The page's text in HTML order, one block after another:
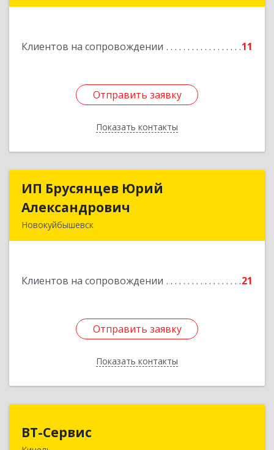
Клиентов на сопровождении 11
Отправить заявку
Показать контакты
Отправить заявку
Назад
ИП Брусянцев Юрий
Александрович
Новокуйбышевск
Клиентов на сопровождении 21
Отправить заявку
Показать контакты
ИП Брусянцев Юрий
Подробнее
Отправить заявку
Назад
ВТ-Сервис